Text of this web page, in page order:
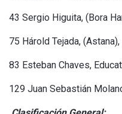
43 Sergio Higuita, (Bora
75 Hárold Tejada,
83 Esteban Chaves,
129 Juan Sebastián